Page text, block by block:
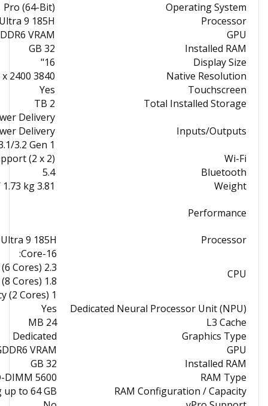
Operating System
Pro (64-Bit)
Processor
9 185H
GPU
VRAM
Installed RAM
32 GB
Display Size
16"
Native Resolution
3840 x 2400
Touchscreen
Yes
Total Installed Storage
2 TB
Inputs/Outputs
Delivery
Delivery
3.2 Gen 1
Wi-Fi
(2 x 2)
Bluetooth
5.4
Weight
3.81 lb / 1.73 kg
Performance
Processor
9 185H
CPU
16-Core:
2.3 to 5.1 GHz Performance (6 Cores)
1.8 to 3.8 GHz Efficiency (8 Cores)
1 to 2.5 GHz Low Power Efficiency (2 Cores)
Dedicated Neural Processor Unit (NPU)
Yes
L3 Cache
24 MB
Graphics Type
Dedicated
GPU
VRAM
Installed RAM
32 GB
RAM Type
5600 MT/s DDR5 SO-DIMM
RAM Configuration / Capacity
up to 64 GB